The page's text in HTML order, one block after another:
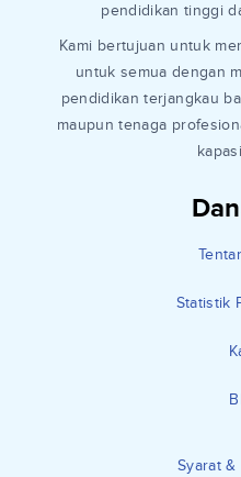
Statistik
Syarat
pendidikan tinggi
Kami bertujuan untuk
untuk semua dengan
pendidikan terjangkau
maupun tenaga